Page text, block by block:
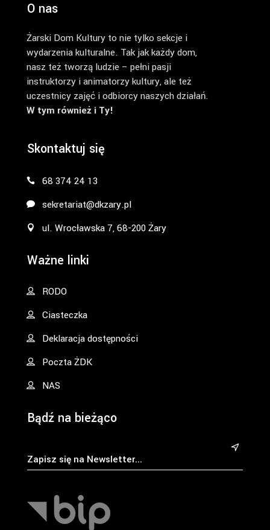
O nas
Żarski Dom Kultury to nie tylko sekcje i
wydarzenia kulturalne. Tak jak każdy dom,
nasz też tworzą ludzie – pełni pasji
instruktorzy i animatorzy kultury, ale też
uczestnicy zajęć i odbiorcy naszych działań.
W tym również i Ty!
Skontaktuj się
68 374 24 13
sekretariat@dkzary.pl
ul. Wrocławska 7, 68-200 Żary
Ważne linki
RODO
Ciasteczka
Deklaracja dostępności
Poczta ŻDK
NAS
Bądź na bieżąco
&